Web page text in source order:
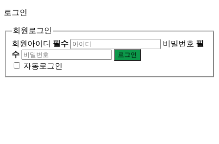
로그인
회원로그인
회원아이디 필수 비밀번호 필
수
자동로그인